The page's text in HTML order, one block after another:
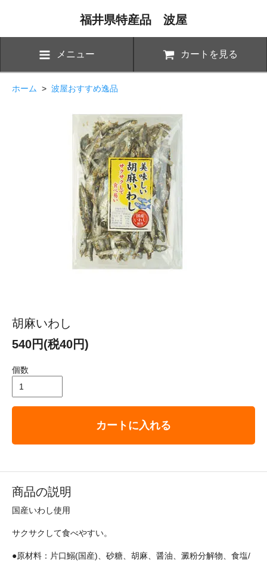
福井県特産品 波屋
メニュー カートを見る
ホーム > 波屋おすすめ逸品
胡麻いわし
540円(税40円)
個数
カートに入れる
商品の説明
国産いわし使用
サクサクして食べやすい。
●原材料：片口鰯(国産)、砂糖、胡麻、醤油、澱粉分解物、食塩/